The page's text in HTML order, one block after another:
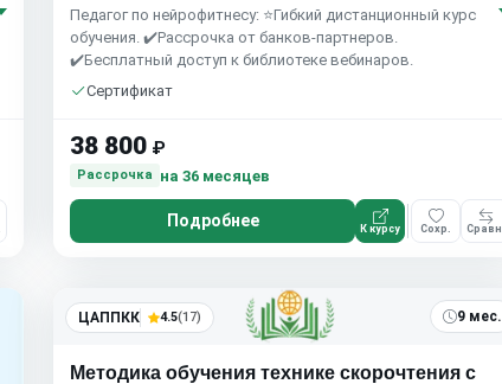
Педагог по нейрофитнесу: ⭐Гибкий дистанционный курс
обучения. ✔️Рассрочка от банков-партнеров.
✔️Бесплатный доступ к библиотеке вебинаров.
Сертификат
38 800 ₽
Рассрочка на 36 месяцев
Подробнее К курсу Сохр. Сравн.
ЦАППКК 4.5(17) 9 мес.
Методика обучения технике скорочтения с